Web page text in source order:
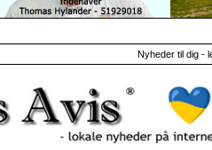
Nyheder til dig -